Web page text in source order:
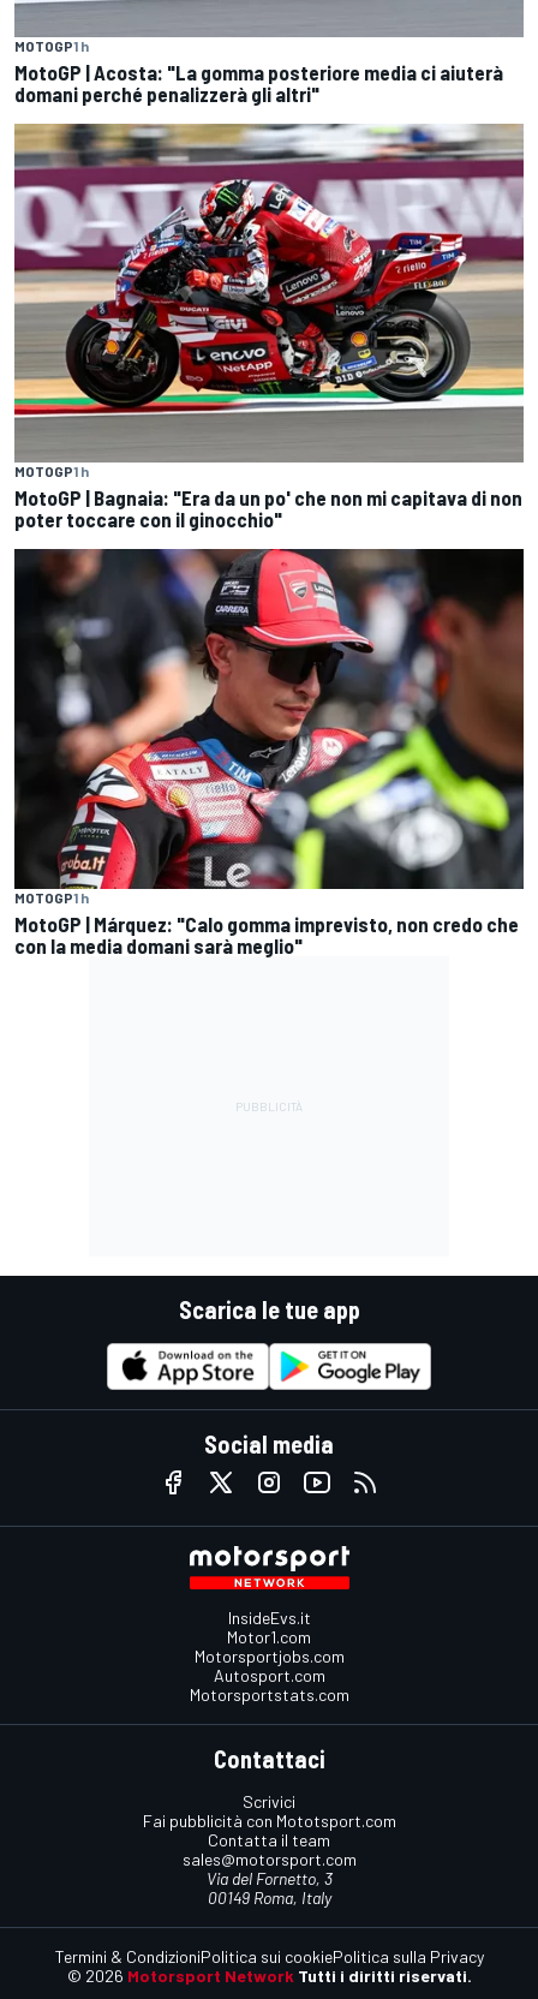
MOTOGP1 h
MotoGP | Acosta: "La gomma posteriore media ci aiuterà
domani perché penalizzerà gli altri"
MOTOGP1 h
MotoGP | Bagnaia: "Era da un po' che non mi capitava di non
poter toccare con il ginocchio"
MOTOGP1 h
MotoGP | Márquez: "Calo gomma imprevisto, non credo che
con la media domani sarà meglio"
Scarica le tue app
Social media
InsideEvs.it
Motor1.com
Motorsportjobs.com
Autosport.com
Motorsportstats.com
Contattaci
Scrivici
Fai pubblicità con Mototsport.com
Contatta il team
sales@motorsport.com
Via del Fornetto, 3
00149 Roma, Italy
© 2026 Motorsport Network Tutti i diritti riservati.
Termini & CondizioniPolitica sui cookiePolitica sulla Privacy